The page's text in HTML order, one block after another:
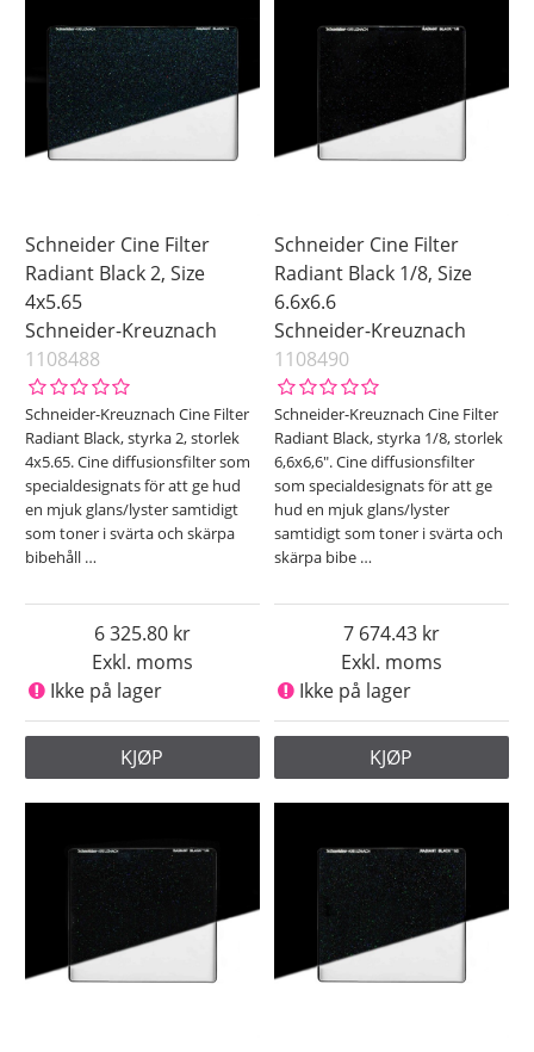
Schneider Cine Filter
Radiant Black 2, Size
4x5.65
Schneider-Kreuznach
1108488
Schneider-Kreuznach Cine Filter
Radiant Black, styrka 2, storlek
4x5.65. Cine diffusionsfilter som
specialdesignats för att ge hud
en mjuk glans/lyster samtidigt
som toner i svärta och skärpa
bibehåll …
Exkl. moms
6 325.80
Ikke på lager
KJØP
Schneider Cine Filter
Radiant Black 1/8, Size
6.6x6.6
Schneider-Kreuznach
1108490
Schneider-Kreuznach Cine Filter
Radiant Black, styrka 1/8, storlek
6,6x6,6". Cine diffusionsfilter
som specialdesignats för att ge
hud en mjuk glans/lyster
samtidigt som toner i svärta och
skärpa bibe …
Exkl. moms
7 674.43
Ikke på lager
KJØP